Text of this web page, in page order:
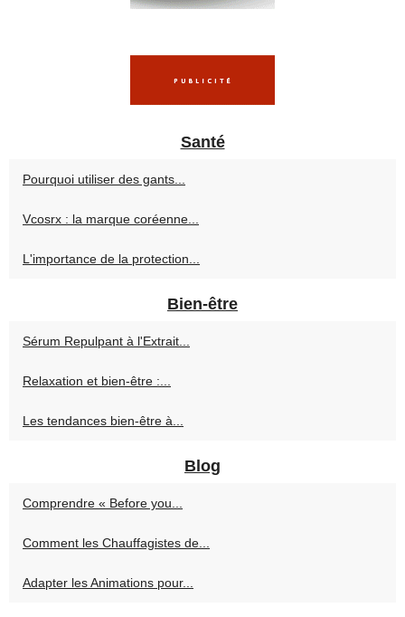
Santé
Pourquoi utiliser des gants...
Vcosrx : la marque coréenne...
L'importance de la protection...
Bien-être
Sérum Repulpant à l'Extrait...
Relaxation et bien-être :...
Les tendances bien-être à...
Blog
Comprendre « Before you...
Comment les Chauffagistes de...
Adapter les Animations pour...